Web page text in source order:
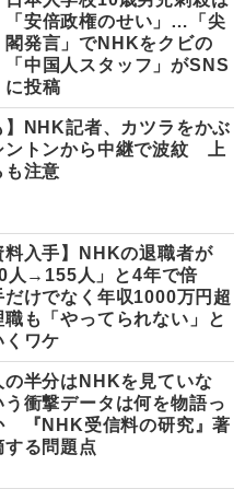
「安倍政権のせい」…「尖
閣発言」でNHKをクビの
「中国人スタッフ」がSNS
に投稿
】NHK記者、カツラをかぶ
ントンから中継で波紋 上
も注意
料入手】NHKの退職者が
人→155人」と4年で倍
けでなく年収1000万円超
職も「やってられない」と
くワケ
の半分はNHKを見ていな
う衝撃データは何を物語っ
『NHK受信料の研究』著
する問題点